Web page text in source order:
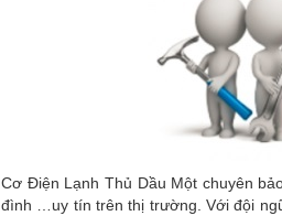
Cơ Điện Lạnh Thủ Dầu Một chuyên
đình …uy tín trên thị trường. Với đội